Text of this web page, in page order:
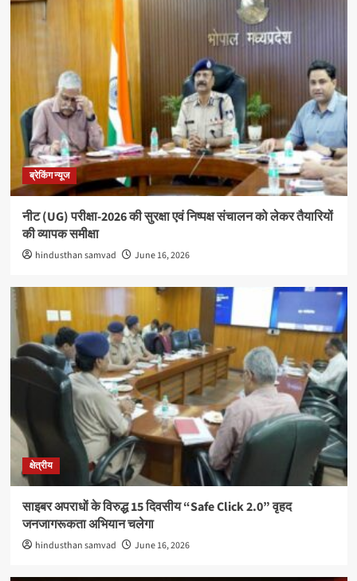
ब्रेकिंग न्यूज
नीट (UG) परीक्षा-2026 की सुरक्षा एवं निष्पक्ष संचालन को लेकर तैयारियों
की व्यापक समीक्षा
hindusthan samvad June 16, 2026
क्षेत्रीय
साइबर अपराधों के विरुद्ध 15 दिवसीय “Safe Click 2.0” वृहद
जनजागरूकता अभियान चलेगा
hindusthan samvad June 16, 2026